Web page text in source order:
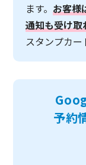
ます。 お客様
通知も受け取
スタンプカー
予約